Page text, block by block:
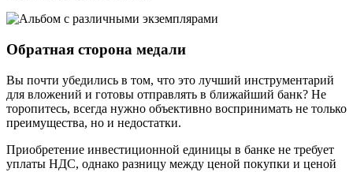
Обратная сторона медали
Вы почти убедились в том, что это лучший инструментарий
для вложений и готовы отправлять в ближайший банк? Не
торопитесь, всегда нужно объективно воспринимать не только
преимущества, но и недостатки.
Приобретение инвестиционной единицы в банке не требует
уплаты НДС, однако разницу между ценой покупки и ценой